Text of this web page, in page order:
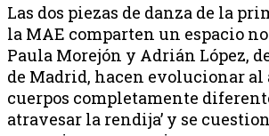
Las dos piezas de danza de la
la MAE comparten un espacio
Paula Morejón y Adrián López,
de Madrid, hacen evolucionar al
cuerpos completamente
atravesar la rendija’ y se